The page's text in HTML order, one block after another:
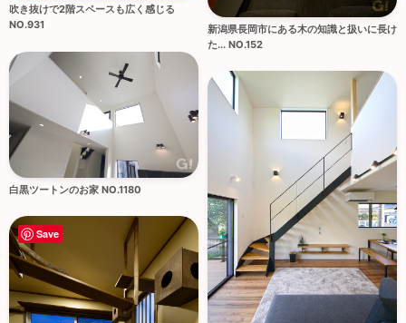
新潟県長岡市にある木の知識と扱いに長け
た... NO.152
吹き抜けで2階スペースも広く感じる
NO.931
白黒ツートンのお家 NO.1180
Save